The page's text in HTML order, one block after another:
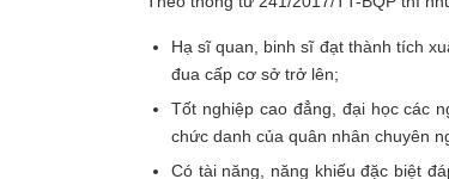
Hạ sĩ quan, binh sĩ đạt thành tích
đua cấp cơ sở trở lên;
Tốt nghiệp cao đẳng, đại học các
chức danh của quân nhân chuyên
Có tài năng, năng khiếu đặc biệt